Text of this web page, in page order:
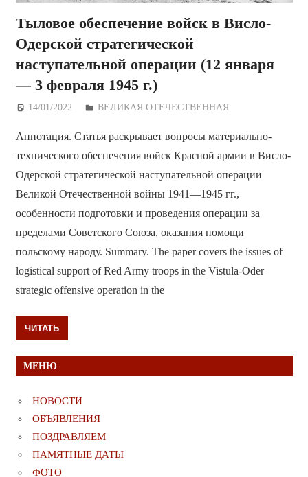
Тыловое обеспечение войск в Висло-
Одерской стратегической
наступательной операции (12 января
— 3 февраля 1945 г.)
14/01/2022 Дежурный по Редакции
ВЕЛИКАЯ ОТЕЧЕСТВЕННАЯ
Аннотация. Статья раскрывает вопросы материально-
технического обеспечения войск Красной армии в Висло-
Одерской стратегической наступательной операции
Великой Отечественной войны 1941—1945 гг.,
особенности подготовки и проведения операции за
пределами Советского Союза, оказания помощи
польскому народу. Summary. The paper covers the issues of
logistical support of Red Army troops in the Vistula-Oder
strategic offensive operation in the
ЧИТАТЬ
МЕНЮ
НОВОСТИ
ОБЪЯВЛЕНИЯ
ПОЗДРАВЛЯЕМ
ПАМЯТНЫЕ ДАТЫ
ФОТО